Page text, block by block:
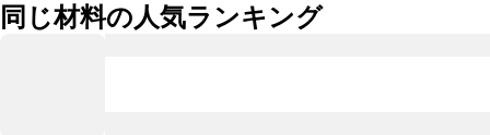
同じ材料の人気ランキング